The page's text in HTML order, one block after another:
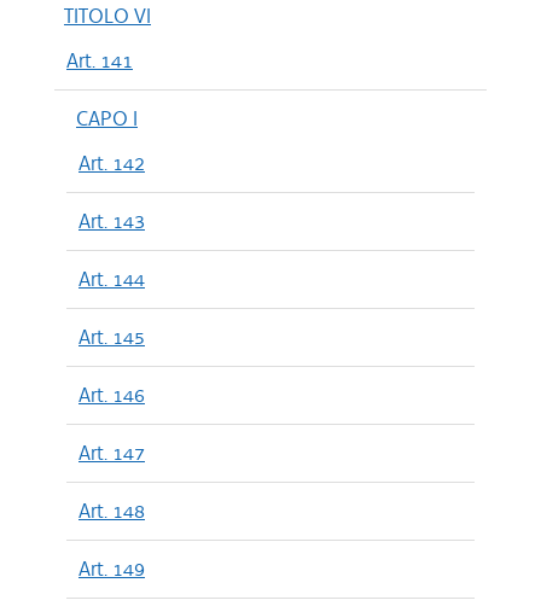
TITOLO VI
Art. 141
CAPO I
Art. 142
Art. 143
Art. 144
Art. 145
Art. 146
Art. 147
Art. 148
Art. 149